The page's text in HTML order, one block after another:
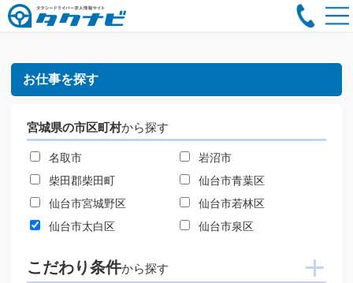
お仕事を探す
宮城県の市区町村から探す
名取市
岩沼市
柴田郡柴田町
仙台市青葉区
仙台市宮城野区
仙台市若林区
仙台市太白区
仙台市泉区
こだわり条件から探す